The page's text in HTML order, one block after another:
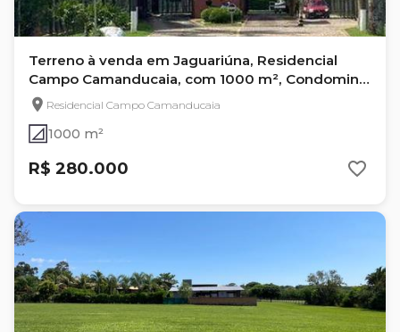
Terreno à venda em Jaguariúna, Residencial
Campo Camanducaia, com 1000 m², Condominio
Plazza Ville
Residencial Campo Camanducaia
1000 m²
R$ 280.000